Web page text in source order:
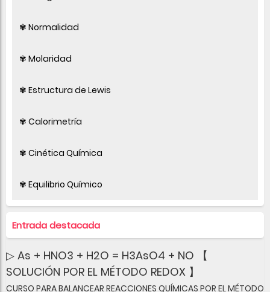
✾ Normalidad
✾ Molaridad
✾ Estructura de Lewis
✾ Calorimetría
✾ Cinética Química
✾ Equilibrio Químico
Entrada destacada
▷ As + HNO3 + H2O = H3AsO4 + NO 【
SOLUCIÓN POR EL MÉTODO REDOX 】
CURSO PARA BALANCEAR REACCIONES QUÍMICAS POR EL MÉTODO